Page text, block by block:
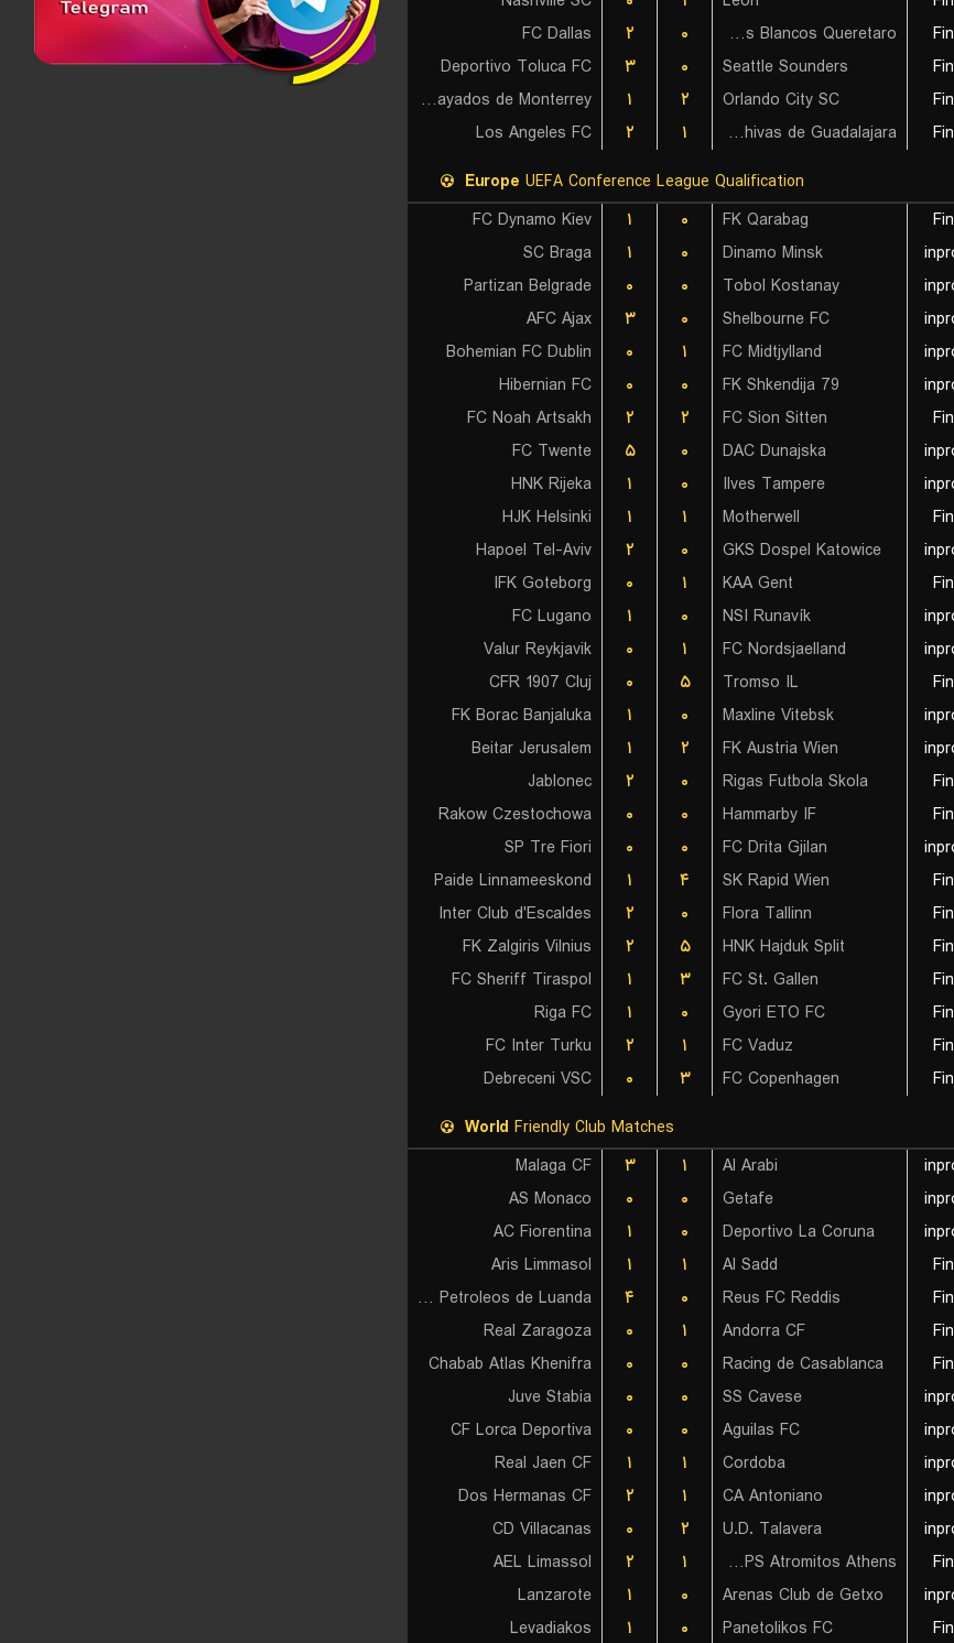
FC Dallas
۲ ۰ Gallos Blancos Queretaro
Deportivo Toluca FC
۳ ۰ Seattle Sounders
CF Rayados de Monterrey
۱ ۲ Orlando City SC
Los Angeles FC
۲ ۱ CD Chivas de Guadalajara
Europe UEFA Conference League Qualification
FC Dynamo Kiev
۱ ۰ FK Qarabag
SC Braga
۱ ۰ Dinamo Minsk
Partizan Belgrade
۰ ۰ Tobol Kostanay
AFC Ajax
۳ ۰ Shelbourne FC
Bohemian FC Dublin
۰ ۱ FC Midtjylland
Hibernian FC
۰ ۰ FK Shkendija 79
FC Noah Artsakh
۲ ۲ FC Sion Sitten
FC Twente
۵ ۰ DAC Dunajska
HNK Rijeka
۱ ۰ Ilves Tampere
HJK Helsinki
۱ ۱ Motherwell
Hapoel Tel-Aviv
۲ ۰ GKS Dospel Katowice
IFK Goteborg
۰ ۱ KAA Gent
FC Lugano
۱ ۰ NSI Runavík
Valur Reykjavik
۰ ۱ FC Nordsjaelland
CFR 1907 Cluj
۰ ۵ Tromso IL
FK Borac Banjaluka
۱ ۰ Maxline Vitebsk
Beitar Jerusalem
۱ ۲ FK Austria Wien
Jablonec
۲ ۰ Rigas Futbola Skola
Rakow Czestochowa
۰ ۰ Hammarby IF
SP Tre Fiori
۰ ۰ FC Drita Gjilan
Paide Linnameeskond
۱ ۴ SK Rapid Wien
Inter Club d'Escaldes
۲ ۰ Flora Tallinn
FK Zalgiris Vilnius
۲ ۵ HNK Hajduk Split
FC Sheriff Tiraspol
۱ ۳ FC St. Gallen
Riga FC
۱ ۰ Gyori ETO FC
FC Inter Turku
۲ ۱ FC Vaduz
Debreceni VSC
۰ ۳ FC Copenhagen
World Friendly Club Matches
Malaga CF
۳ ۱ Al Arabi
AS Monaco
۰ ۰ Getafe
AC Fiorentina
۱ ۰ Deportivo La Coruna
Aris Limmasol
۱ ۱ Al Sadd
Atletico Petroleos de Luanda
۴ ۰ Reus FC Reddis
Real Zaragoza
۰ ۱ Andorra CF
Chabab Atlas Khenifra
۰ ۰ Racing de Casablanca
Juve Stabia
۰ ۰ SS Cavese
CF Lorca Deportiva
۰ ۰ Aguilas FC
Real Jaen CF
۱ ۱ Cordoba
Dos Hermanas CF
۲ ۱ CA Antoniano
CD Villacanas
۰ ۲ U.D. Talavera
AEL Limassol
۲ ۱ PAE APS Atromitos Athens
Lanzarote
۱ ۰ Arenas Club de Getxo
Levadiakos
۱ ۰ Panetolikos FC